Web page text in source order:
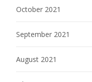
October 2021
September 2021
August 2021